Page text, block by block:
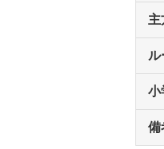
主
ル
小
備